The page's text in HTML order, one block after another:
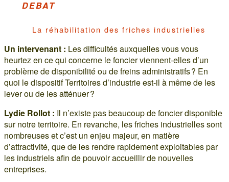
DEBAT
La réhabilitation des friches industrielles
Un intervenant : Les difficultés auxquelles vous vous
heurtez en ce qui concerne le foncier viennent-elles d’un
problème de disponibilité ou de freins administratifs ? En
quoi le dispositif Territoires d’industrie est-il à même de les
lever ou de les atténuer ?
Lydie Rollot : Il n’existe pas beaucoup de foncier disponible
sur notre territoire. En revanche, les friches industrielles sont
nombreuses et c’est un enjeu majeur, en matière
d’attractivité, que de les rendre rapidement exploitables par
les industriels afin de pouvoir accueillir de nouvelles
entreprises.